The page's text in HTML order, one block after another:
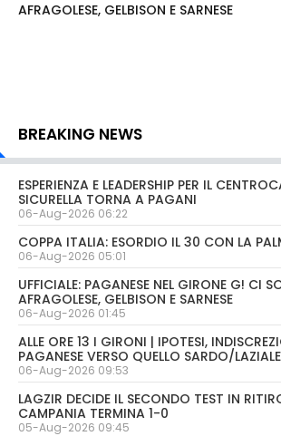
AFRAGOLESE, GELBISON E SARNESE
BREAKING NEWS
ESPERIENZA E LEADERSHIP PER IL
SICURELLA TORNA A PAGANI
06-Aug-2026 06:22
COPPA ITALIA: ESORDIO IL 30 CON LA
06-Aug-2026 05:01
UFFICIALE: PAGANESE NEL GIRONE G! CI
AFRAGOLESE, GELBISON E SARNESE
06-Aug-2026 01:45
ALLE ORE 13 I GIRONI | IPOTESI,
PAGANESE VERSO QUELLO SARDO/
06-Aug-2026 09:53
LAGZIR DECIDE IL SECONDO TEST IN
CAMPANIA TERMINA 1-0
05-Aug-2026 09:45